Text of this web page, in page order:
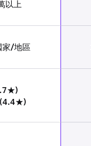
以上
家/地區